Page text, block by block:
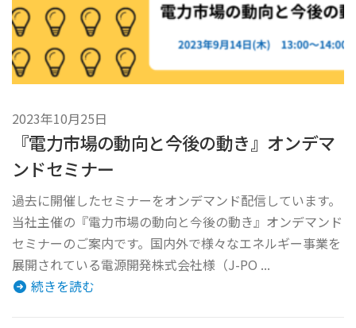
2023年10月25日
『電力市場の動向と今後の動き』オンデマ
ンドセミナー
過去に開催したセミナーをオンデマンド配信しています。
当社主催の『電力市場の動向と今後の動き』オンデマンド
セミナーのご案内です。国内外で様々なエネルギー事業を
展開されている電源開発株式会社様（J-PO ...
続きを読む